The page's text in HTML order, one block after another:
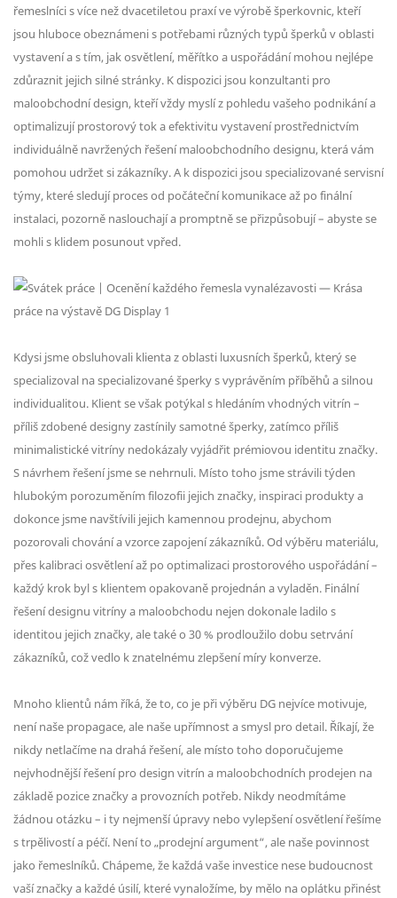
řemeslníci s více než dvacetiletou praxí ve výrobě šperkovnic, kteří
jsou hluboce obeznámeni s potřebami různých typů šperků v oblasti
vystavení a s tím, jak osvětlení, měřítko a uspořádání mohou nejlépe
zdůraznit jejich silné stránky. K dispozici jsou konzultanti pro
maloobchodní design, kteří vždy myslí z pohledu vašeho podnikání a
optimalizují prostorový tok a efektivitu vystavení prostřednictvím
individuálně navržených řešení maloobchodního designu, která vám
pomohou udržet si zákazníky. A k dispozici jsou specializované servisní
týmy, které sledují proces od počáteční komunikace až po finální
instalaci, pozorně naslouchají a promptně se přizpůsobují – abyste se
mohli s klidem posunout vpřed.
Kdysi jsme obsluhovali klienta z oblasti luxusních šperků, který se
specializoval na specializované šperky s vyprávěním příběhů a silnou
individualitou. Klient se však potýkal s hledáním vhodných vitrín –
příliš zdobené designy zastínily samotné šperky, zatímco příliš
minimalistické vitríny nedokázaly vyjádřit prémiovou identitu značky.
S návrhem řešení jsme se nehrnuli. Místo toho jsme strávili týden
hlubokým porozuměním filozofii jejich značky, inspiraci produkty a
dokonce jsme navštívili jejich kamennou prodejnu, abychom
pozorovali chování a vzorce zapojení zákazníků. Od výběru materiálu,
přes kalibraci osvětlení až po optimalizaci prostorového uspořádání –
každý krok byl s klientem opakovaně projednán a vyladěn. Finální
řešení designu vitríny a maloobchodu nejen dokonale ladilo s
identitou jejich značky, ale také o 30 % prodloužilo dobu setrvání
zákazníků, což vedlo k znatelnému zlepšení míry konverze.
Mnoho klientů nám říká, že to, co je při výběru DG nejvíce motivuje,
není naše propagace, ale naše upřímnost a smysl pro detail. Říkají, že
nikdy netlačíme na drahá řešení, ale místo toho doporučujeme
nejvhodnější řešení pro design vitrín a maloobchodních prodejen na
základě pozice značky a provozních potřeb. Nikdy neodmítáme
žádnou otázku – i ty nejmenší úpravy nebo vylepšení osvětlení řešíme
s trpělivostí a péčí. Není to „prodejní argument“, ale naše povinnost
jako řemeslníků. Chápeme, že každá vaše investice nese budoucnost
vaší značky a každé úsilí, které vynaložíme, by mělo na oplátku přinést